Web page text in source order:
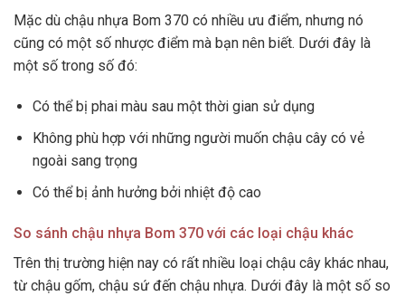
Mặc dù chậu nhựa Bom 370 có nhiều ưu điểm, nhưng nó
cũng có một số nhược điểm mà bạn nên biết. Dưới đây là
một số trong số đó:
Có thể bị phai màu sau một thời gian sử dụng
Không phù hợp với những người muốn chậu cây có vẻ
ngoài sang trọng
Có thể bị ảnh hưởng bởi nhiệt độ cao
So sánh chậu nhựa Bom 370 với các loại chậu khác
Trên thị trường hiện nay có rất nhiều loại chậu cây khác nhau,
từ chậu gốm, chậu sứ đến chậu nhựa. Dưới đây là một số so